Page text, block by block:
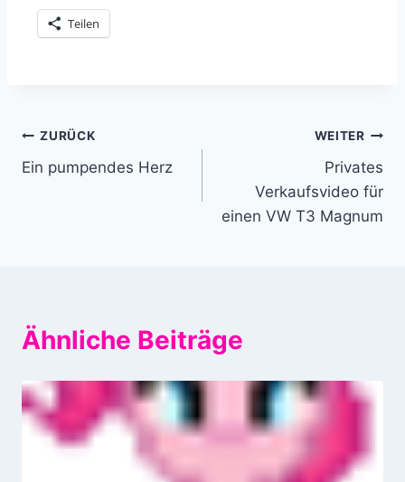
Teilen
Beitragsnavigation
ZURÜCK
Ein pumpendes Herz
WEITER
Privates
Verkaufsvideo für
einen VW T3 Magnum
Ähnliche Beiträge